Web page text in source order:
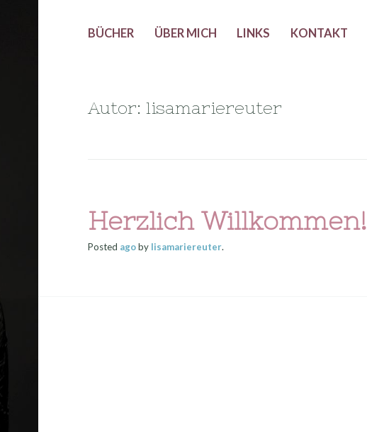
BÜCHER ÜBER MICH LINKS KONTAKT
Autor: lisamariereuter
Herzlich Willkommen!
Posted agoby lisamariereuter.